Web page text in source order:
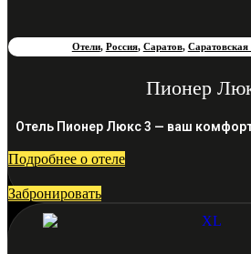
Отели, Россия, Саратов, Саратовская
Пионер
Отель Пионер Люкс 3 — ваш
Подробнее о отеле
Забронировать